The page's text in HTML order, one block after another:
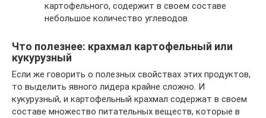
картофельного, содержит в своем составе
небольшое количество углеводов.
Что полезнее: крахмал картофельный или
кукурузный
Если же говорить о полезных свойствах этих продуктов,
то выделить явного лидера крайне сложно. И
кукурузный, и картофельный крахмал содержат в своем
составе множество питательных веществ, которые в